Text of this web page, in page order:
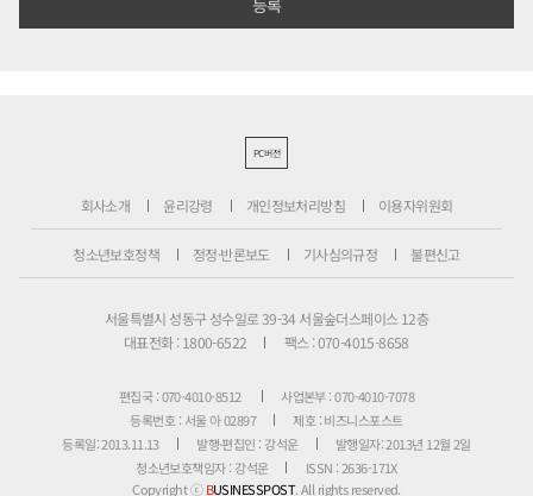
PC버전
회사소개 윤리강령 개인정보처리방침 이용자위원회
청소년보호정책 정정·반론보도 기사심의규정 불편신고
서울특별시 성동구 성수일로 39-34 서울숲더스페이스 12층
대표전화 : 1800-6522
팩스 : 070-4015-8658
편집국 : 070-4010-8512
사업본부 : 070-4010-7078
등록번호 : 서울 아 02897
제호 : 비즈니스포스트
등록일: 2013.11.13
발행·편집인 : 강석운
발행일자: 2013년 12월 2일
청소년보호책임자 : 강석운
ISSN : 2636-171X
Copyright ⓒBUSINESSPOST. All rights reserved.